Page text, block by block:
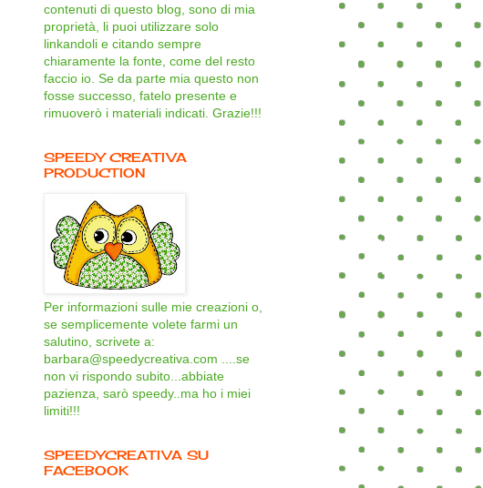
contenuti di questo blog, sono di mia
proprietà, li puoi utilizzare solo
linkandoli e citando sempre
chiaramente la fonte, come del resto
faccio io. Se da parte mia questo non
fosse successo, fatelo presente e
rimuoverò i materiali indicati. Grazie!!!
SPEEDY CREATIVA
PRODUCTION
Per informazioni sulle mie creazioni o,
se semplicemente volete farmi un
salutino, scrivete a:
barbara@speedycreativa.com ....se
non vi rispondo subito...abbiate
pazienza, sarò speedy..ma ho i miei
limiti!!!
SPEEDYCREATIVA SU
FACEBOOK